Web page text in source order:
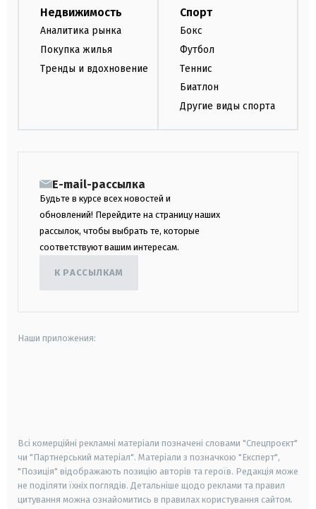
Недвижимость
Аналитика рынка
Покупка жилья
Тренды и вдохновение
Спорт
Бокс
Футбол
Теннис
Биатлон
Другие виды спорта
E-mail-рассылка
Будьте в курсе всех новостей и
обновлений! Перейдите на страницу наших
рассылок, чтобы выбрать те, которые
соответствуют вашим интересам.
К РАССЫЛКАМ
Наши приложения:
Всі комерційні рекламні матеріали позначені словами "Спецпроєкт"
чи "Партнерський матеріал". Матеріали з позначкою "Експерт",
"Позиція" відображають позицію авторів та героїв. Редакція може
не поділяти їхніх поглядів. Детальніше щодо реклами та правил
цитування можна ознайомитись в правилах користування сайтом.